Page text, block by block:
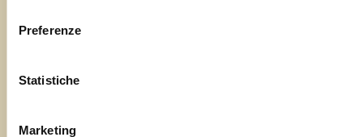
Preferenze
Statistiche
Marketing